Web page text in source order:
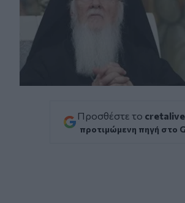
Προσθέστε το
προτιμώμενη πηγή στο